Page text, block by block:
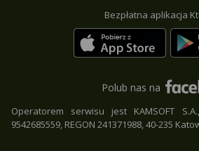
Bezpłatna aplikacja
Polub nas na
Operatorem serwisu jest KAMSOFT
9542685559, REGON 241371988, 40-235